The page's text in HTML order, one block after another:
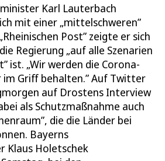
Karl Lauterbach
mit einer „mittelschweren”
Post” zeigte er sich
Regierung „auf alle Szenarien
ist. „Wir werden die Corona-
im Griff behalten.” Auf Twitter
auf Drostens Interview
als Schutzmaßnahme auch
die die Länder bei
Bayerns
Klaus Holetschek